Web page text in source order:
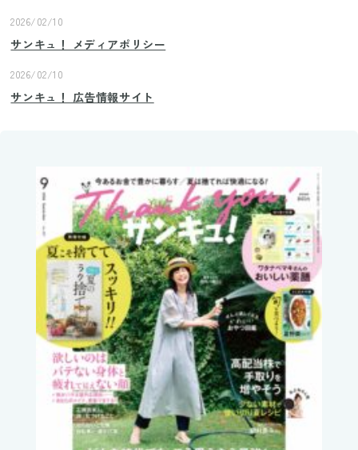
2026/02/10
サンキュ！ メディアポリシー
2026/02/10
サンキュ！ 広告情報サイト